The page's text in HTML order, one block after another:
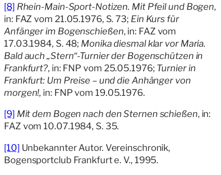
[8] Rhein-Main-Sport-Notizen. Mit Pfeil und Bogen,
in: FAZ vom 21.05.1976, S. 73; Ein Kurs für
Anfänger im Bogenschießen, in: FAZ vom
17.03.1984, S. 48; Monika diesmal klar vor Maria.
Bald auch „Stern“-Turnier der Bogenschützen in
Frankfurt?, in: FNP vom 25.05.1976; Turnier in
Frankfurt: Um Preise – und die Anhänger von
morgen!, in: FNP vom 19.05.1976.
[9] Mit dem Bogen nach den Sternen schießen, in:
FAZ vom 10.07.1984, S. 35.
[10] Unbekannter Autor. Vereinschronik,
Bogensportclub Frankfurt e. V., 1995.